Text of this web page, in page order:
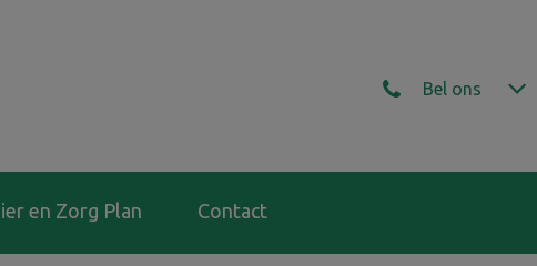
Bel ons
en Zorg Plan Contact